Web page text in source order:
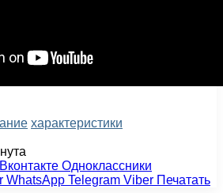
характеристики
Вконтакте Одноклассники
WhatsApp Telegram Viber Печатать